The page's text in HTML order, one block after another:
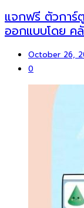
แจกฟรี ตัวการ์
ออกแบบโดย ค
October 26,
0